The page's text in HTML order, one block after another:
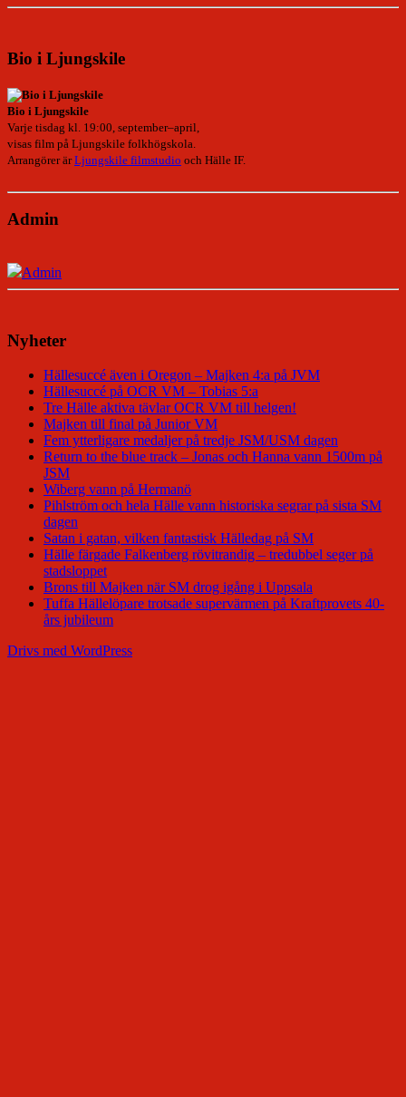
Bio i Ljungskile
Bio i Ljungskile
Varje tisdag kl. 19:00, september–april,
visas film på Ljungskile folkhögskola.
Arrangörer ärLjungskile filmstudio och Hälle IF.
Admin
Admin
Nyheter
Hällesuccé även i Oregon – Majken 4:a på JVM
Hällesuccé på OCR VM – Tobias 5:a
Tre Hälle aktiva tävlar OCR VM till helgen!
Majken till final på Junior VM
Fem ytterligare medaljer på tredje JSM/USM dagen
Return to the blue track – Jonas och Hanna vann 1500m på
JSM
Wiberg vann på Hermanö
Pihlström och hela Hälle vann historiska segrar på sista SM
dagen
Satan i gatan, vilken fantastisk Hälledag på SM
Hälle färgade Falkenberg rövitrandig – tredubbel seger på
stadsloppet
Brons till Majken när SM drog igång i Uppsala
Tuffa Hällelöpare trotsade supervärmen på Kraftprovets 40-
års jubileum
Drivs med WordPress